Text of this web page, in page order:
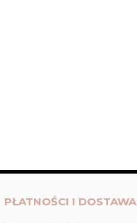
PŁATNOŚCI I DOSTAWA